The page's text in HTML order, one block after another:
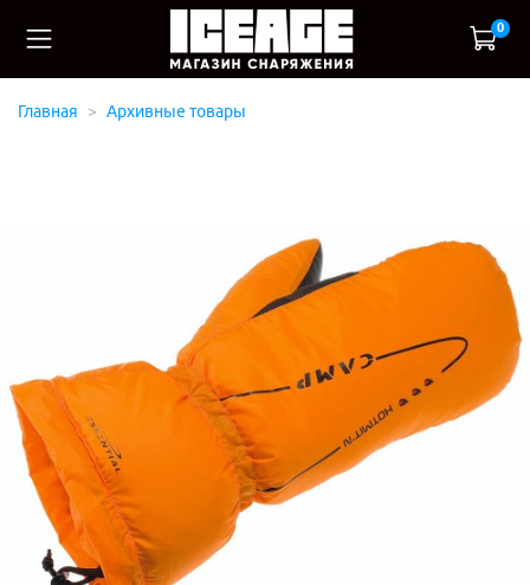
0
Главная Архивные товары